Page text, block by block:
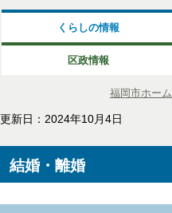
くらしの情報
区政情報
福岡市ホーム
更新日：2024年10月4日
結婚・離婚